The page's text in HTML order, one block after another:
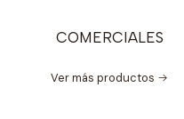
COMERCIALES
Ver más productos